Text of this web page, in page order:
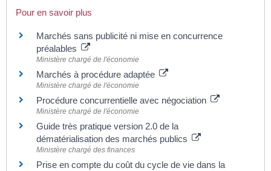
Pour en savoir plus
Marchés sans publicité ni mise en concurrence
préalables
Ministère chargé de l'économie
Marchés à procédure adaptée
Ministère chargé de l'économie
Procédure concurrentielle avec négociation
Ministère chargé de l'économie
Guide très pratique version 2.0 de la
dématérialisation des marchés publics
Ministère chargé des finances
Prise en compte du coût du cycle de vie dans la